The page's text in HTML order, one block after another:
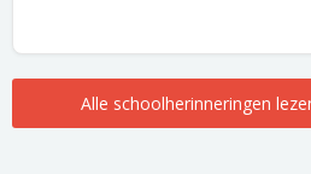
Alle schoolherinneringen